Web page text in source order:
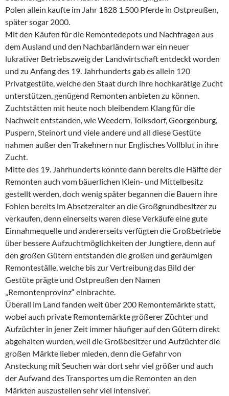
Polen allein kaufte im Jahr 1828 1.500 Pferde in Ostpreußen,
später sogar 2000.
Mit den Käufen für die Remontedepots und Nachfragen aus
dem Ausland und den Nachbarländern war ein neuer
lukrativer Betriebszweig der Landwirtschaft entdeckt worden
und zu Anfang des 19. Jahrhunderts gab es allein 120
Privatgestüte, welche den Staat durch ihre hochkarätige Zucht
unterstützen, genügend Remonten anbieten zu können.
Zuchtstätten mit heute noch bleibendem Klang für die
Nachwelt entstanden, wie Weedern, Tolksdorf, Georgenburg,
Puspern, Steinort und viele andere und all diese Gestüte
nahmen außer den Trakehnern nur Englisches Vollblut in ihre
Zucht.
Mitte des 19. Jahrhunderts konnte dann bereits die Hälfte der
Remonten auch vom bäuerlichen Klein- und Mittelbesitz
gestellt werden, doch wenig später begannen die Bauern ihre
Fohlen bereits im Absetzeralter an die Großgrundbesitzer zu
verkaufen, denn einerseits waren diese Verkäufe eine gute
Einnahmequelle und andererseits verfügten die Großbetriebe
über bessere Aufzuchtmöglichkeiten der Jungtiere, denn auf
den großen Gütern entstanden die großen und geräumigen
Remonteställe, welche bis zur Vertreibung das Bild der
Gestüte prägte und Ostpreußen den Namen
„Remontenprovinz“ einbrachte.
Überall im Land fanden weit über 200 Remontemärkte statt,
wobei auch private Remontemärkte größerer Züchter und
Aufzüchter in jener Zeit immer häufiger auf den Gütern direkt
abgehalten wurden, weil die Großbesitzer und Aufzüchter die
großen Märkte lieber mieden, denn die Gefahr von
Ansteckung mit Seuchen war dort sehr viel größer und auch
der Aufwand des Transportes um die Remonten an den
Märkten auszustellen sehr viel intensiver.